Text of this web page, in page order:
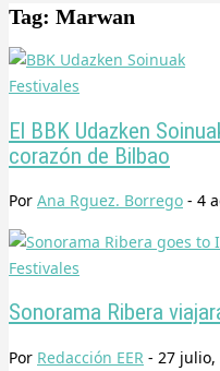
Tag: Marwan
Festivales
El BBK Udazken
corazón de Bilbao
Por Ana Rguez. Borrego - 4
Festivales
Sonorama Ribera
Por Redacción EER - 27 julio,